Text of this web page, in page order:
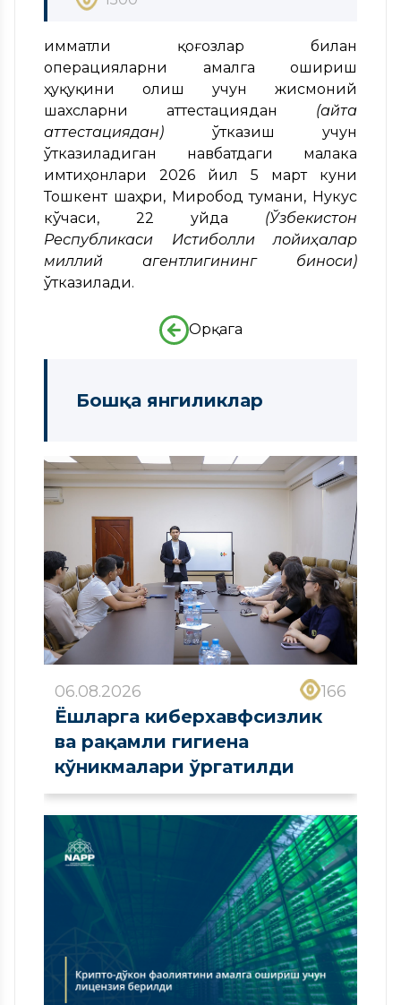
Қимматли қоғозлар билан
операцияларни амалга ошириш
ҳуқуқини олиш учун жисмоний
шахсларни аттестациядан (қайта
аттестациядан) ўтказиш учун
ўтказиладиган навбатдаги малака
имтиҳонлари 2026 йил 5 март куни
Тошкент шаҳри, Миробод тумани, Нукус
кўчаси, 22 уйда (Ўзбекистон
Республикаси Истиқболли лойиҳалар
миллий агентлигининг биноси)
ўтказилади.
Орқага
Бошқа янгиликлар
06.08.2026 166
Ёшларга киберхавфсизлик
ва рақамли гигиена
кўникмалари ўргатилди